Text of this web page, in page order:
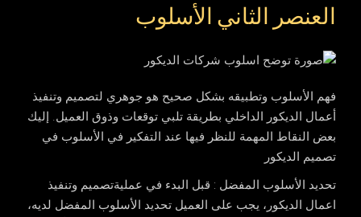
العنصر الثاني الأسلوب
فهم الأسلوب وتطبيقه بشكل صحيح هو جوهري لتصميم وتنفيذ
أعمال الديكور الداخلي بطريقة تلبي توقعات وذوق العميل. إليك
بعض النقاط المهمة للنظر فيها عند التفكير في الأسلوب في
تصميم الديكور
تحديد الأسلوب المفضل : قبل البدء في عمليةتصميم وتنفيذ
اعمال الديكور، يجب على العميل تحديد الأسلوب المفضل لديه،